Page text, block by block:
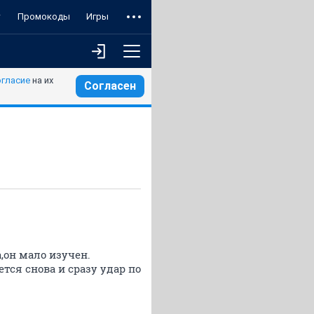
Промокоды Игры
на их Согласен
мало изучен.
снова и сразу удар по